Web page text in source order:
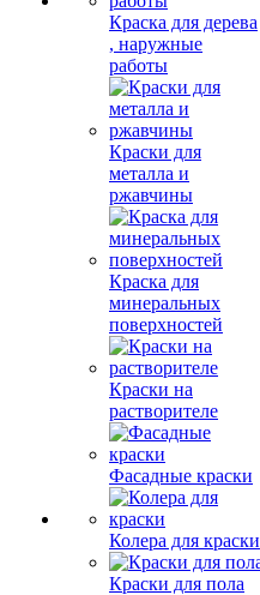
Краска для дерева
, наружные
работы
Краски для
металла и
ржавчины
Краска для
минеральных
поверхностей
Краски на
растворителе
Фасадные краски
Колера для краски
Краски для пола